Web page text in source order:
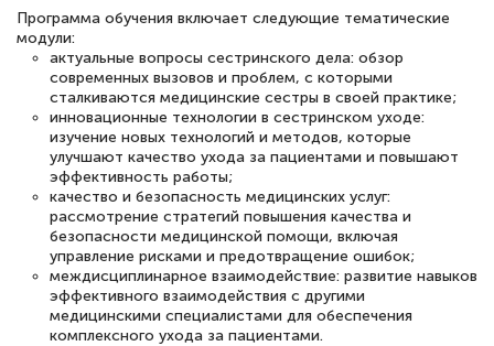
подготовиться к тестированию. Это
книги, методические рекомендации,
статьи. Времени на подготовку
достаточно. Курс помогает пройти
аттестацию в школе. Спасибо!
Евгения Коротких
Знаток города 2 уровня
12 марта 2026
Программа обучения включает следующие тематические
модули:
актуальные вопросы сестринского дела: обзор
современных вызовов и проблем, с которыми
сталкиваются медицинские сестры в своей практике;
инновационные технологии в сестринском уходе:
изучение новых технологий и методов, которые
улучшают качество ухода за пациентами и повышают
эффективность работы;
качество и безопасность медицинских услуг:
рассмотрение стратегий повышения качества и
безопасности медицинской помощи, включая
управление рисками и предотвращение ошибок;
междисциплинарное взаимодействие: развитие навыков
эффективного взаимодействия с другими
медицинскими специалистами для обеспечения
комплексного ухода за пациентами.